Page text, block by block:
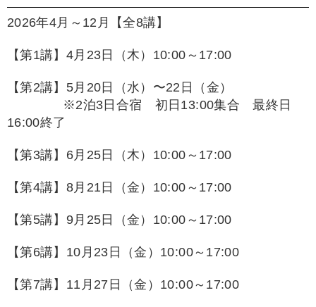
2026年4月～12月【全8講】
【第1講】4月23日（木）10:00～17:00
【第2講】5月20日（水）〜22日（金）
※2泊3日合宿 初日13:00集合 最終日
16:00終了
【第3講】6月25日（木）10:00～17:00
【第4講】8月21日（金）10:00～17:00
【第5講】9月25日（金）10:00～17:00
【第6講】10月23日（金）10:00～17:00
【第7講】11月27日（金）10:00～17:00